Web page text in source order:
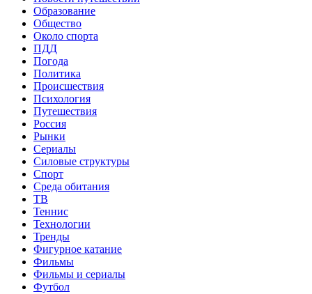
Образование
Общество
Около спорта
ПДД
Погода
Политика
Происшествия
Психология
Путешествия
Россия
Рынки
Сериалы
Силовые структуры
Спорт
Среда обитания
ТВ
Теннис
Технологии
Тренды
Фигурное катание
Фильмы
Фильмы и сериалы
Футбол